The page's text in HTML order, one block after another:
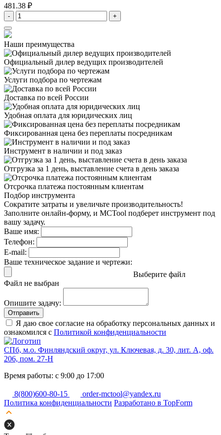
481.38 ₽
- +
Наши преимущества
Официальный дилер ведущих производителей
Услуги подбора по чертежам
Доставка по всей России
Удобная оплата для юридических лиц
Фиксированная цена без переплаты посредникам
Инструмент в наличии и под заказ
Отгрузка за 1 день, выставление счета в день заказа
Отсрочка платежа постоянным клиентам
Подбор инструмента
Сократите затраты и увеличьте производительность!
Заполните онлайн-форму, и MCTool подберет инструмент под
вашу задачу.
Ваше имя:
Телефон:
E-mail:
Ваше техническое задание и чертежи:
Выберите файл
Файл не выбран
Опишите задачу:
Отправить
Я даю свое согласие на обработку персональных данных и
ознакомился с Политикой конфиденциальности
СПб, м.о. Финляндский округ, ул. Ключевая, д. 30, лит. А, оф.
206, пом. 27-Н
Время работы: с 9:00 до 17:00
8(800)600-80-15
order-mctool@yandex.ru
Политика конфиденциальности Разработано в TopForm